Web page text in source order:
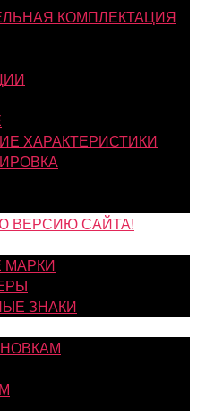
КОМПЛЕКТАЦИЯ
ХАРАКТЕРИСТИКИ
ВЕРСИЮ САЙТА!
МАРКИ
ЗНАКИ